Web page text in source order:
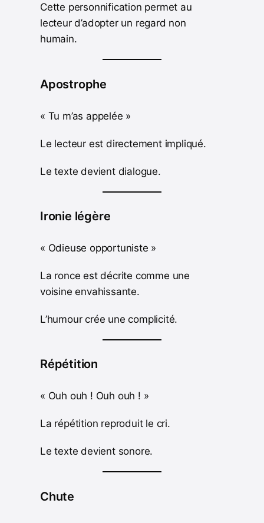
Cette personnification permet au
lecteur d’adopter un regard non
humain.
Apostrophe
« Tu m’as appelée »
Le lecteur est directement impliqué.
Le texte devient dialogue.
Ironie légère
« Odieuse opportuniste »
La ronce est décrite comme une
voisine envahissante.
L’humour crée une complicité.
Répétition
« Ouh ouh ! Ouh ouh ! »
La répétition reproduit le cri.
Le texte devient sonore.
Chute